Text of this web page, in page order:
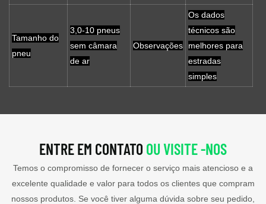
Tamanho do
pneu
3,0-10 pneus
sem câmara
de ar
Observações
Os dados
técnicos são
melhores para
estradas
simples
ENTRE EM CONTATO OU VISITE -NOS
Temos o compromisso de fornecer o serviço mais atencioso e a
excelente qualidade e valor para todos os clientes que compram
nossos produtos. Se você tiver alguma dúvida sobre seu pedido,